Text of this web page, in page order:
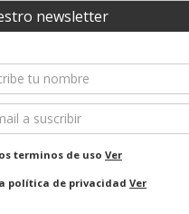
newsletter
terminos de uso Ver
política de privacidad Ver